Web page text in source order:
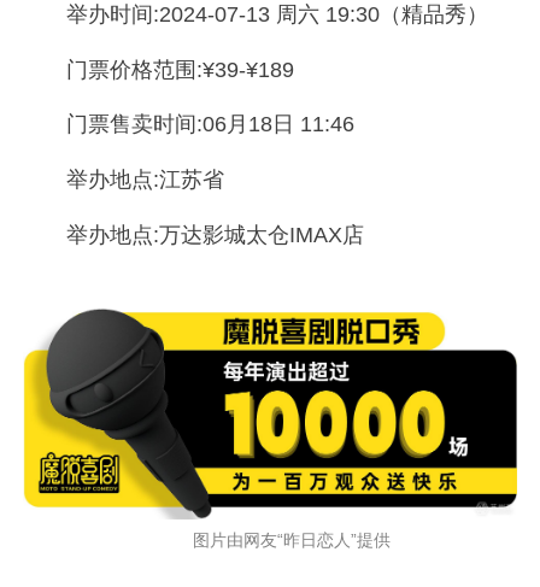
举办时间:2024-07-13 周六 19:30（精品秀）
门票价格范围:¥39-¥189
门票售卖时间:06月18日 11:46
举办地点:江苏省
举办地点:万达影城太仓IMAX店
图片由网友“昨日恋人”提供